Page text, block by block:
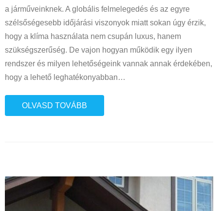
a járműveinknek. A globális felmelegedés és az egyre
szélsőségesebb időjárási viszonyok miatt sokan úgy érzik,
hogy a klíma használata nem csupán luxus, hanem
szükségszerűség. De vajon hogyan működik egy ilyen
rendszer és milyen lehetőségeink vannak annak érdekében,
hogy a lehető leghatékonyabban…
OLVASD TOVÁBB